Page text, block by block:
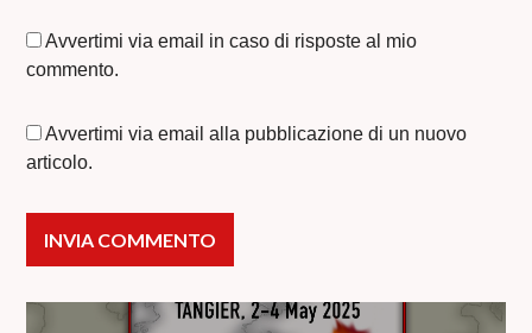
Avvertimi via email in caso di risposte al mio
commento.
Avvertimi via email alla pubblicazione di un nuovo
articolo.